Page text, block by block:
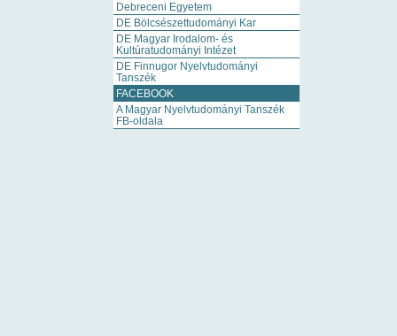
Debreceni Egyetem
DE Bölcsészettudományi Kar
DE Magyar Irodalom- és
Kultúratudományi Intézet
DE Finnugor Nyelvtudományi
Tanszék
FACEBOOK
A Magyar Nyelvtudományi Tanszék
FB-oldala